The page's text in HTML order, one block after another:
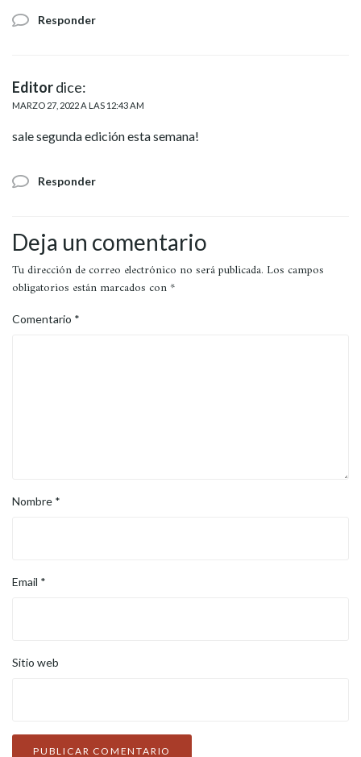
Responder
Editordice:
MARZO 27, 2022 A LAS 12:43 AM
sale segunda edición esta semana!
Responder
Deja un comentario
Tu dirección de correo electrónico no será publicada. Los campos
obligatorios están marcados con *
Comentario *
Nombre *
Email *
Sitio web